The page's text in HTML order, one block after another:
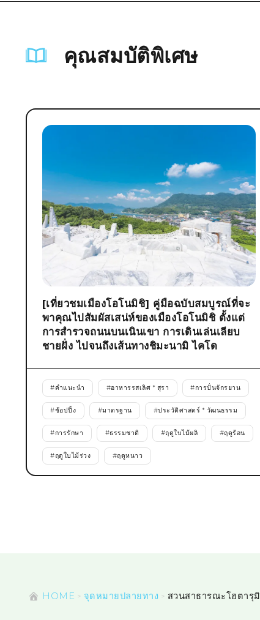
คุณสมบัติพิเศษ
[เที่ยวชมเมืองโอโนมิชิ] คู่มือฉบับสมบูรณ์ที่จะ
พาคุณไปสัมผัสเสน่ห์ของเมืองโอโนมิชิ ตั้งแต่
การสำรวจถนนบนเนินเขา การเดินเล่นเลียบ
ชายฝั่ง ไปจนถึงเส้นทางชิมะนามิ ไคโด
#คำแนะนำ #อาหารรสเลิศ * สุรา #การปั่นจักรยาน
#ช้อปปิ้ง #มาตรฐาน #ประวัติศาสตร์ * วัฒนธรรม
#การรักษา #ธรรมชาติ #ฤดูใบไม้ผลิ #ฤดูร้อน
#ฤดูใบไม้ร่วง #ฤดูหนาว
HOME จุดหมายปลายทาง สวนสาธารณะโฮตารุมิ